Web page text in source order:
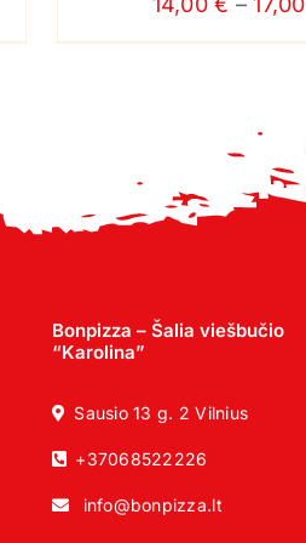
Bonpizza – Šalia viešbučio
“Karolina”
Sausio 13 g. 2 Vilnius
+37068522226
info@bonpizza.lt